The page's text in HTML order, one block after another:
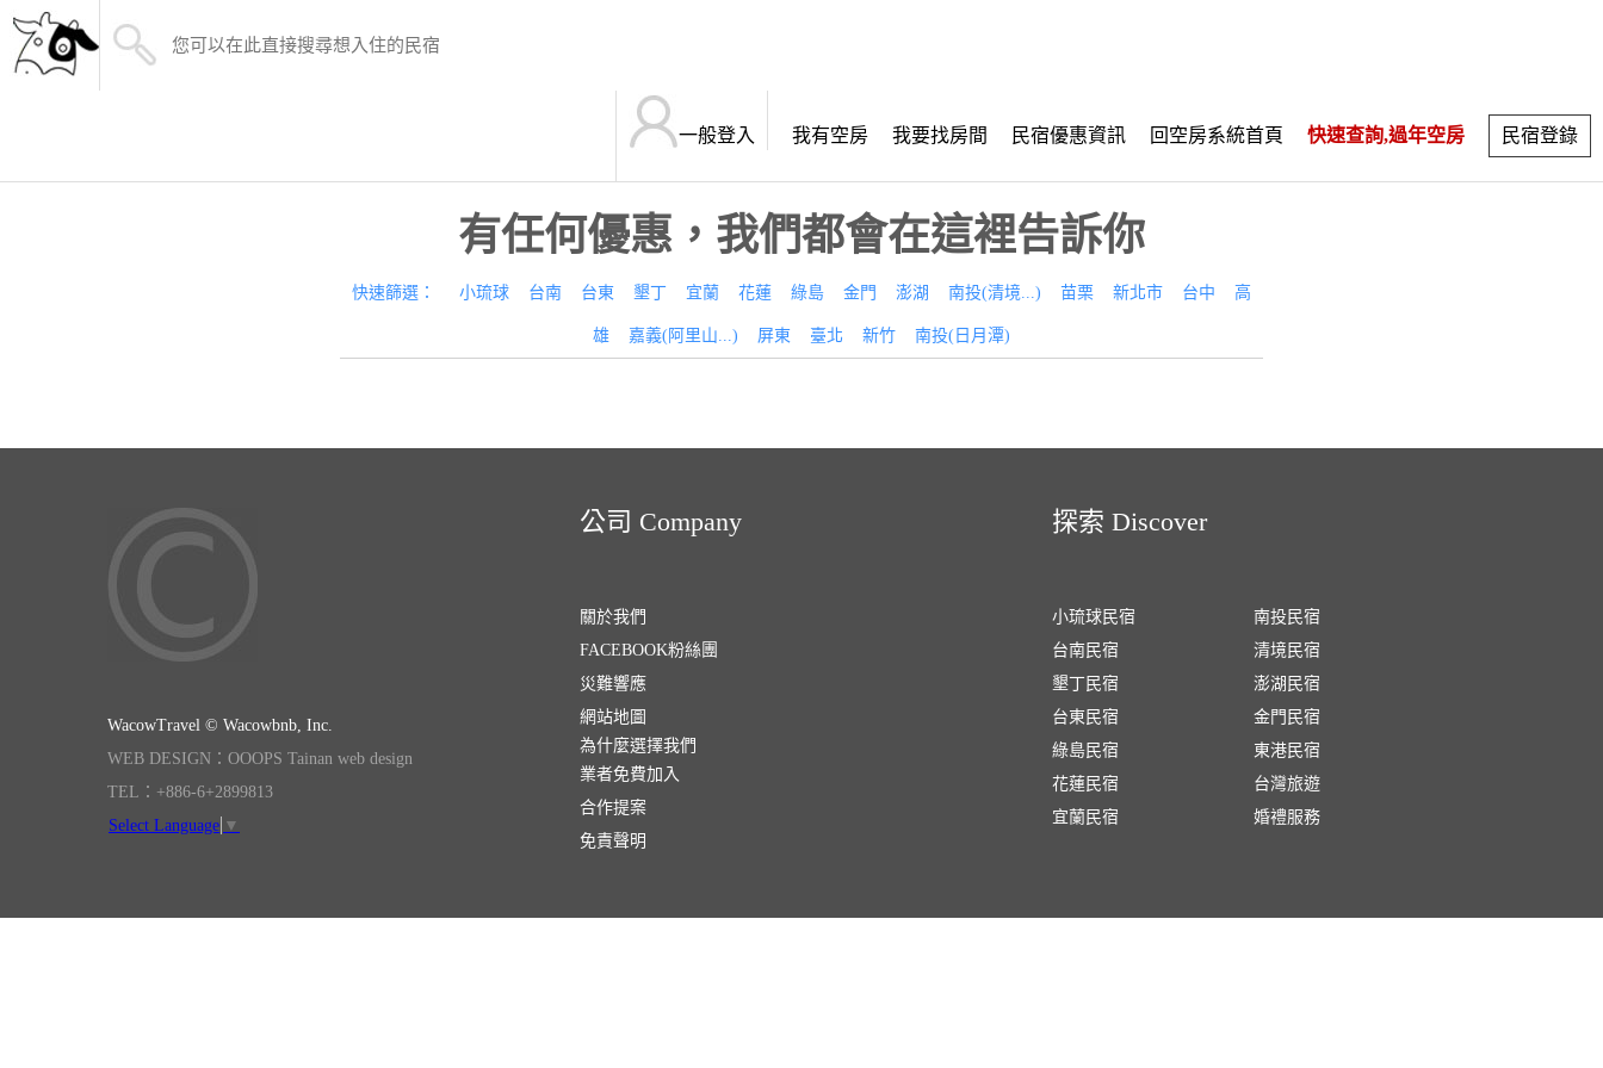
一般登入 我有空房 我要找房間 民宿優惠資訊 回空房系統首頁 快速查詢,過年空房 民宿登錄
有任何優惠，我們都會在這裡告訴你
快速篩選： 小琉球 台南 台東 墾丁 宜蘭 花蓮 綠島 金門 澎湖 南投(清境...) 苗栗 新北市 台中 高
雄 嘉義(阿里山...) 屏東 臺北 新竹 南投(日月潭)
WacowTravel © Wacowbnb, Inc.
WEB DESIGN：OOOPS Tainan web design
TEL：+886-6+2899813
Select Language ▼
公司 Company
關於我們
FACEBOOK粉絲團
災難響應
網站地圖
為什麼選擇我們
業者免費加入
合作提案
免責聲明
探索 Discover
小琉球民宿
台南民宿
墾丁民宿
台東民宿
綠島民宿
花蓮民宿
宜蘭民宿
南投民宿
清境民宿
澎湖民宿
金門民宿
東港民宿
台灣旅遊
婚禮服務